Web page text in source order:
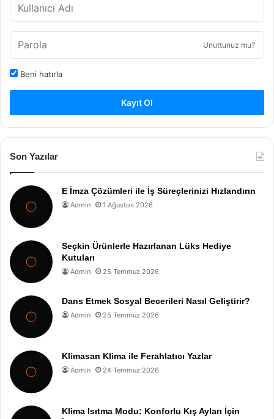
Unuttunuz mu?
Beni hatırla
Kayıt Ol
Son Yazılar
E İmza Çözümleri ile İş Süreçlerinizi Hızlandırın
Admin 1 Ağustos 2026
Seçkin Ürünlerle Hazırlanan Lüks Hediye
Kutuları
Admin 25 Temmuz 2026
Dans Etmek Sosyal Becerileri Nasıl Geliştirir?
Admin 25 Temmuz 2026
Klimasan Klima ile Ferahlatıcı Yazlar
Admin 24 Temmuz 2026
Klima Isıtma Modu: Konforlu Kış Ayları İçin